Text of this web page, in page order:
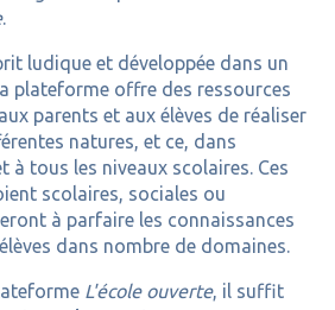
.
ludique et développée dans un
plateforme offre des ressources
parents et aux élèves de réaliser
natures, et ce, dans
à tous les niveaux scolaires. Ces
scolaires, sociales ou
à parfaire les connaissances
dans nombre de domaines.
L'école ouverte, il suffit